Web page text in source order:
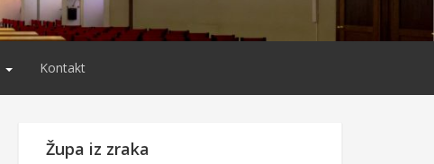
Kontakt
Župa iz zraka